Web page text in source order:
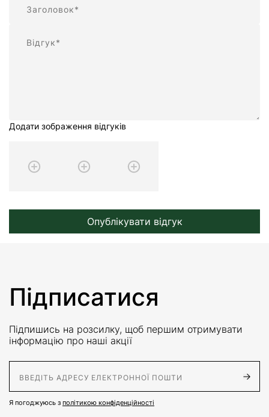
Додати зображення відгуків
Опублікувати відгук
Підписатися
Підпишись на розсилку, щоб першим отримувати
інформацію про наші акції
Я погоджуюсь з політикою конфіденційності